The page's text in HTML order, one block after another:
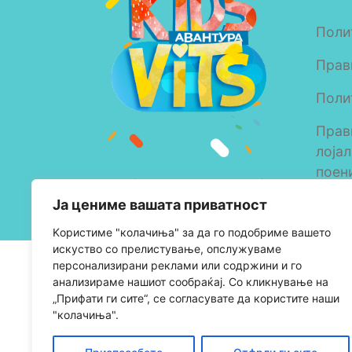
Ја цениме вашата приватност
Kористиме "колачиња" за да го подобриме вашето
искуство со прелистување, опслужуваме
персонализирани реклами или содржини и го
анализираме нашиот сообраќај. Со кликнување на
„Прифати ги сите“, се согласувате да користите наши
"колачиња".
Copyright © 2023 Alkaloid
AD Skopje